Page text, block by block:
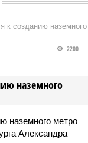
к созданию наземного
наземного
2200